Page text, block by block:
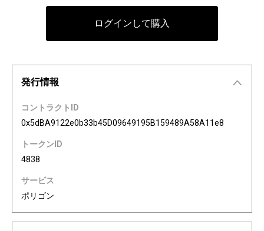
mbination patterns of "character x expression x background color."
ログインして購入
発行情報
コントラクトID
0x5dBA9122e0b33b45D09649195B159489A58A11e8
トークンID
4838
サービス
ポリゴン